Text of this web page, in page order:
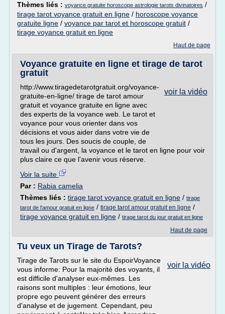
Thèmes liés : voyance gratuite horoscope astrologie tarots divinatoires /
tirage tarot voyance gratuit en ligne / horoscope voyance
gratuite ligne / voyance par tarot et horoscope gratuit /
tirage voyance gratuit en ligne
Haut de page
Voyance gratuite en ligne et tirage de tarot
gratuit
voir la vidéo
http://www.tiragedetarotgratuit.org/voyance-
gratuite-en-ligne/ tirage de tarot amour
gratuit et voyance gratuite en ligne avec
des experts de la voyance web. Le tarot et
voyance pour vous orienter dans vos
décisions et vous aider dans votre vie de
tous les jours. Des soucis de couple, de
travail ou d'argent, la voyance et le tarot en ligne pour voir
plus claire ce que l'avenir vous réserve.
Voir la suite
Par : Rabia camelia
Thèmes liés : tirage tarot voyance gratuit en ligne / tirage
tarot de l'amour gratuit en ligne / tirage tarot amour gratuit en ligne /
tirage voyance gratuit en ligne / tirage tarot du jour gratuit en ligne
Haut de page
Tu veux un Tirage de Tarots?
voir la vidéo
Tirage de Tarots sur le site du EspoirVoyance
vous informe: Pour la majorité des voyants, il
est difficile d'analyser eux-mêmes. Les
raisons sont multiples : leur émotions, leur
propre ego peuvent générer des erreurs
d'analyse et de jugement. Cependant, peu